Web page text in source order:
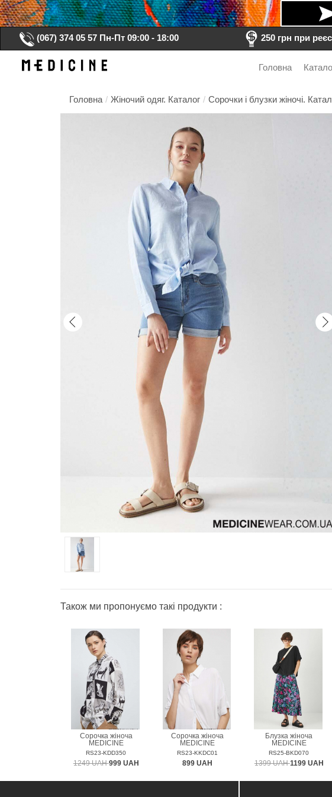
(067) 374 05 57 Пн-Пт 09:00 - 18:00 250 грн при
Головна
Головна / Жіночий одяг. Каталог / Сорочки і блузки жіночі.
Також ми пропонуємо такі продукти :
Сорочка жіноча
MEDICINE
RS23-KDD350
1249 UAH999 UAH
Сорочка жіноча
MEDICINE
RS23-KKDC01
899 UAH
Блузка жіноча
MEDICINE
RS25-BKD070
1399 UAH1199 UAH